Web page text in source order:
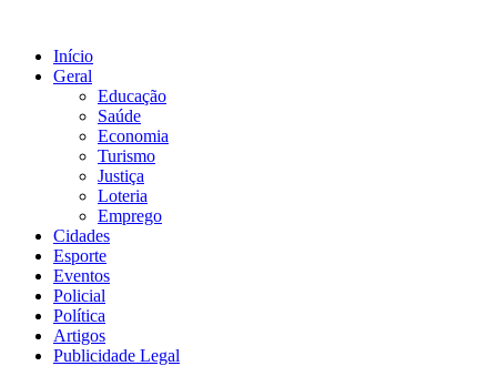
conteúdo
Início
Geral
Educação
Saúde
Economia
Turismo
Justiça
Loteria
Emprego
Cidades
Esporte
Eventos
Policial
Política
Artigos
Publicidade Legal